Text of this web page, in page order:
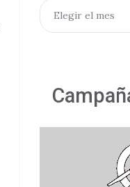
Archivos
Elegir el mes